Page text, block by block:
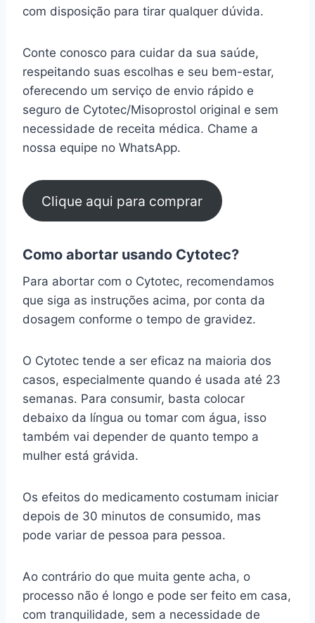
com disposição para tirar qualquer dúvida.
Conte conosco para cuidar da sua saúde,
respeitando suas escolhas e seu bem-estar,
oferecendo um serviço de envio rápido e
seguro de Cytotec/Misoprostol original e sem
necessidade de receita médica. Chame a
nossa equipe no WhatsApp.
Clique aqui para comprar
Como abortar usando Cytotec?
Para abortar com o Cytotec, recomendamos
que siga as instruções acima, por conta da
dosagem conforme o tempo de gravidez.
O Cytotec tende a ser eficaz na maioria dos
casos, especialmente quando é usada até 23
semanas. Para consumir, basta colocar
debaixo da língua ou tomar com água, isso
também vai depender de quanto tempo a
mulher está grávida.
Os efeitos do medicamento costumam iniciar
depois de 30 minutos de consumido, mas
pode variar de pessoa para pessoa.
Ao contrário do que muita gente acha, o
processo não é longo e pode ser feito em casa,
com tranquilidade, sem a necessidade de